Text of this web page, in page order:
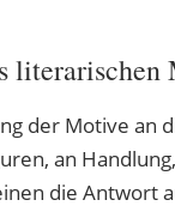
literarischen
der Motive an
an
die Antwort